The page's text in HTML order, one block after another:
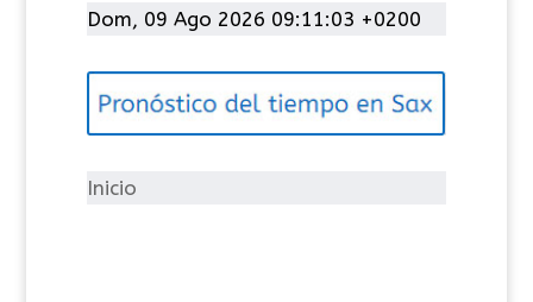
t
g
í
Dom, 09 Ago 2026 09:11:03 +0200
Inicio